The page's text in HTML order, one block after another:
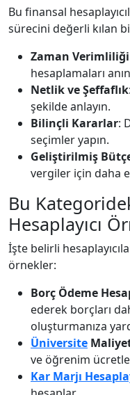
Bu finansal
sürecini değerli kılan
Zaman Verimliliği
hesaplamaları
Netlik ve Şeffaflık
şekilde anlayın.
Bilinçli Kararlar:
seçimler yapın.
Geliştirilmiş
vergiler için daha
Bu
Hesaplayıcı
İşte belirli
örnekler:
Borç Ödeme
ederek borçları
oluşturmanıza
Üniversite
ve öğrenim
Kar Marjı